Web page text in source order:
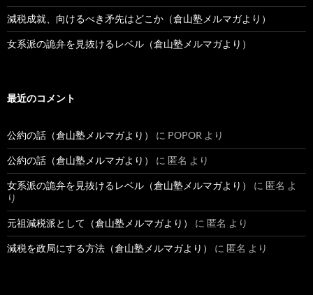
減税成就、向けるべき矛先はどこか（倉山塾メルマガより）
女系派の詭弁を見抜けるレベル（倉山塾メルマガより）
最近のコメント
公約の話（倉山塾メルマガより） に POPOR より
公約の話（倉山塾メルマガより） に 匿名 より
女系派の詭弁を見抜けるレベル（倉山塾メルマガより） に 匿名 よ
り
元祖減税派として（倉山塾メルマガより） に 匿名 より
減税を政局にする方法（倉山塾メルマガより） に 匿名 より